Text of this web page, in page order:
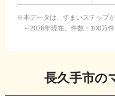
本データは、すまいステップ
～2026年現在、件数：100万
長久手市の